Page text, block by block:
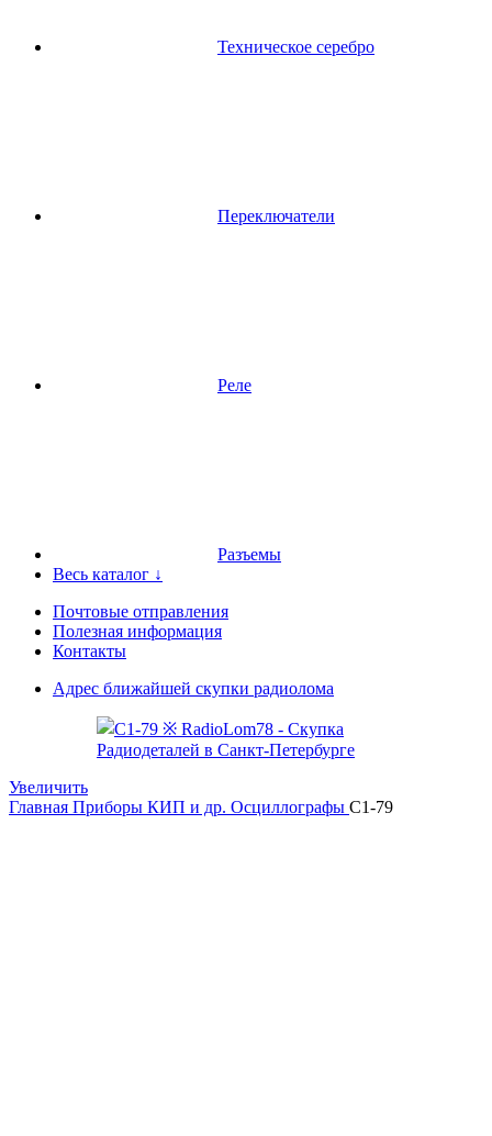
Техническое серебро
Переключатели
Реле
Разъемы
Весь каталог ↓
Почтовые отправления
Полезная информация
Контакты
Адрес ближайшей скупки радиолома
Увеличить
Главная Приборы КИП и др. Осциллографы С1-79